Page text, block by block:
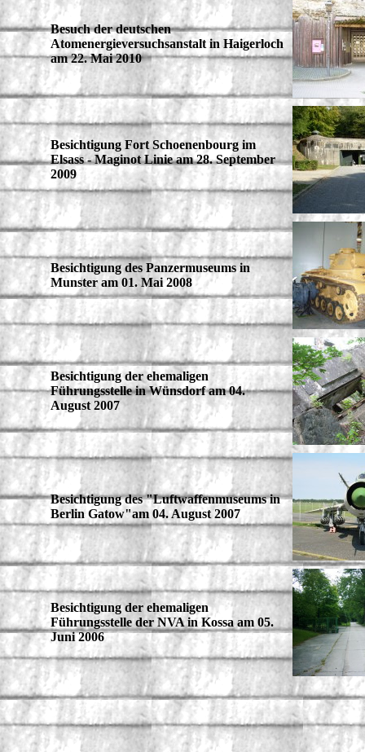
Besuch der deutschen
Atomenergieversuchsanstalt in Haigerloch
am 22. Mai 2010
Besichtigung Fort Schoenenbourg im
Elsass - Maginot Linie am 28. September
2009
Besichtigung des Panzermuseums in
Munster am 01. Mai 2008
Besichtigung der ehemaligen
Führungsstelle in Wünsdorf am 04.
August 2007
Besichtigung des "Luftwaffenmuseums in
Berlin Gatow"am 04. August 2007
Besichtigung der ehemaligen
Führungsstelle der NVA in Kossa am 05.
Juni 2006